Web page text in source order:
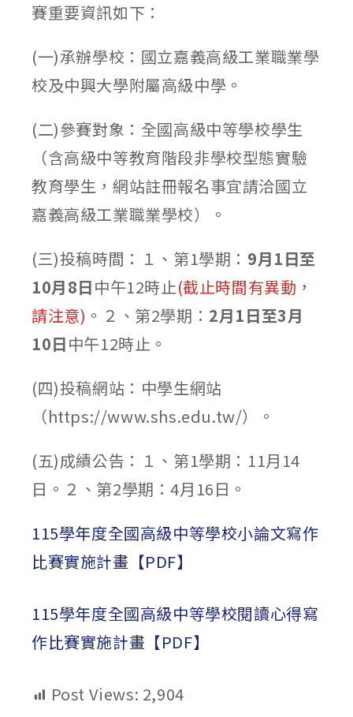
賽重要資訊如下：
(一)承辦學校：國立嘉義高級工業職業學
校及中興大學附屬高級中學。
(二)參賽對象：全國高級中等學校學生
（含高級中等教育階段非學校型態實驗
教育學生，網站註冊報名事宜請洽國立
嘉義高級工業職業學校）。
(三)投稿時間：１、第1學期： 9月1日至
10月8日中午12時止(截止時間有異動，
請注意) 。２、第2學期： 2月1日至3月
10日中午12時止。
(四)投稿網站：中學生網站
（https://www.shs.edu.tw/）。
(五)成績公告：１、第1學期：11月14
日。２、第2學期：4月16日。
115學年度全國高級中等學校小論文寫作
比賽實施計畫【PDF】
115學年度全國高級中等學校閱讀心得寫
作比賽實施計畫【PDF】
Post Views: 2,904